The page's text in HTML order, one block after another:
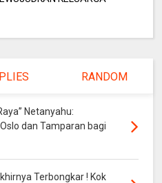
RANDOM
Netanyahu:
dan Tamparan bagi
Terbongkar ! Kok